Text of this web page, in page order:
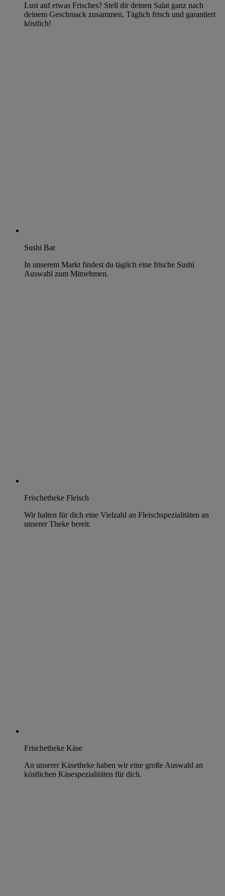
Lust auf etwas Frisches? Stell dir deinen Salat ganz nach
deinem Geschmack zusammen. Täglich frisch und garantiert
köstlich!
Sushi Bar
In unserem Markt findest du täglich eine frische Sushi
Auswahl zum Mitnehmen.
Frischetheke Fleisch
Wir halten für dich eine Vielzahl an Fleischspezialitäten an
unserer Theke bereit.
Frischetheke Käse
An unserer Käsetheke haben wir eine große Auswahl an
köstlichen Käsespezialitäten für dich.